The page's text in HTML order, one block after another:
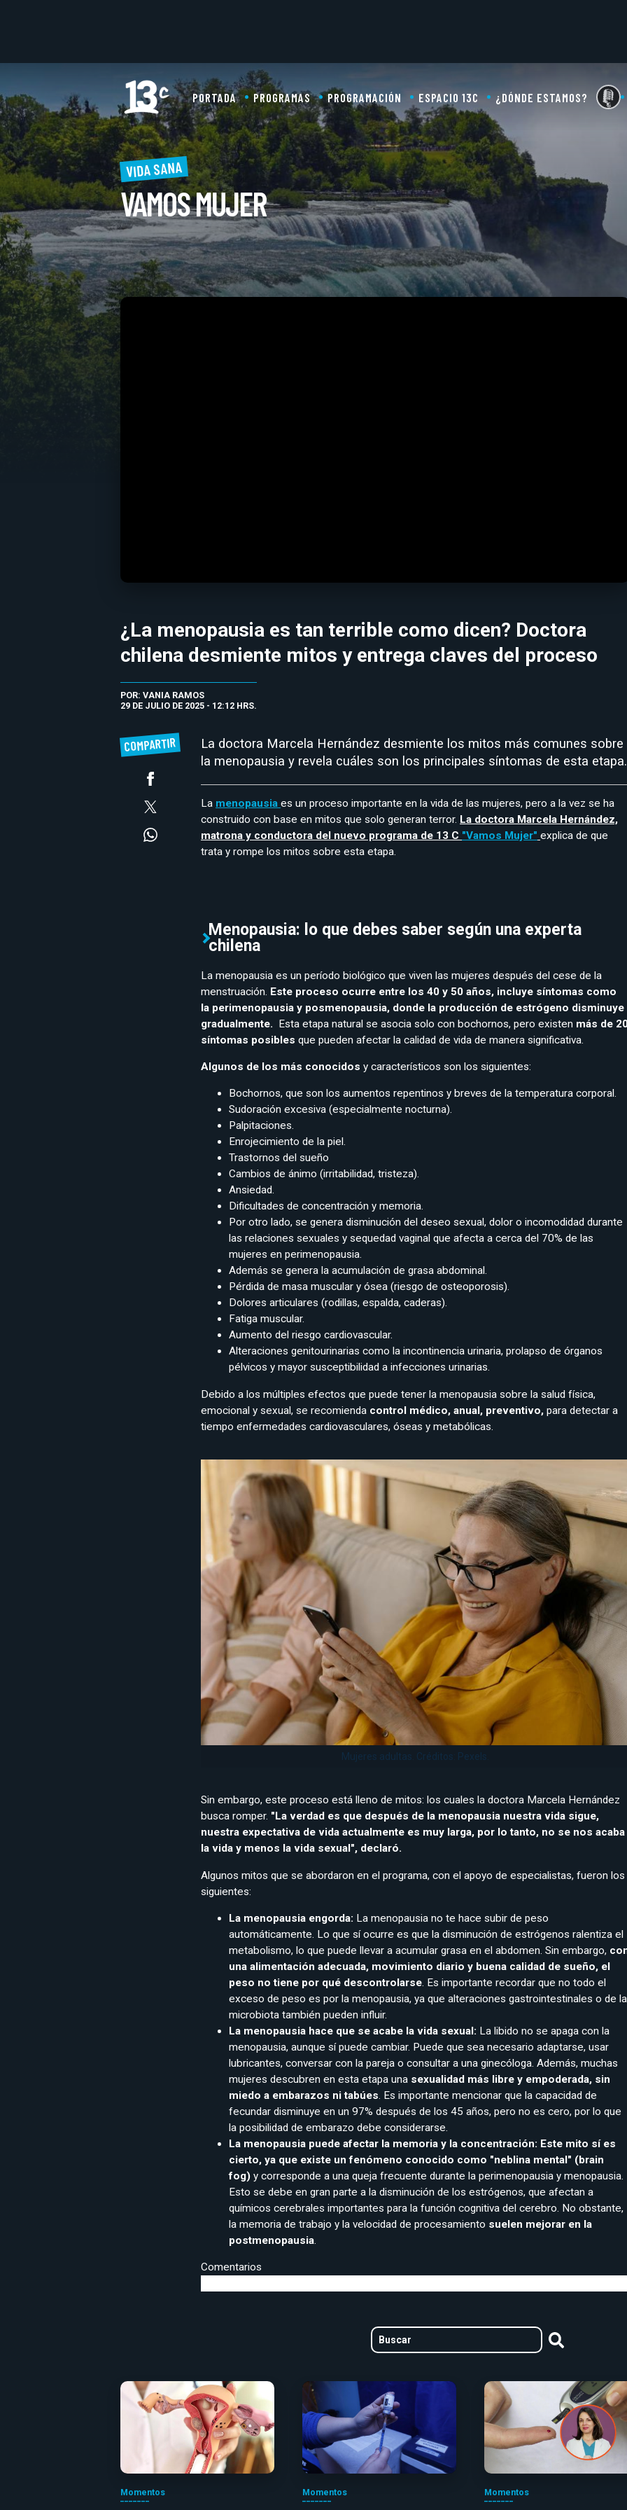
PORTADA PROGRAMAS PROGRAMACIÓN ESPACIO 13C ¿DÓNDE ESTAMOS?
VIDA SANA
VAMOS MUJER
¿La menopausia es tan terrible como dicen? Doctora
chilena desmiente mitos y entrega claves del proceso
POR: VANIA RAMOS
29 DE JULIO DE 2025 - 12:12 HRS.
COMPARTIR
La doctora Marcela Hernández desmiente los mitos más comunes sobre
la menopausia y revela cuáles son los principales síntomas de esta etapa.
La menopausia es un proceso importante en la vida de las mujeres, pero a la vez se ha
construido con base en mitos que solo generan terror. La doctora Marcela Hernández,
matrona y conductora del nuevo programa de 13 C "Vamos Mujer" explica de que
trata y rompe los mitos sobre esta etapa.
Menopausia: lo que debes saber según una experta
chilena
La menopausia es un período biológico que viven las mujeres después del cese de la
menstruación. Este proceso ocurre entre los 40 y 50 años, incluye síntomas como
la perimenopausia y posmenopausia, donde la producción de estrógeno disminuye
gradualmente. Esta etapa natural se asocia solo con bochornos, pero existen más de
síntomas posibles que pueden afectar la calidad de vida de manera significativa.
Algunos de los más conocidos y característicos son los siguientes:
Bochornos, que son los aumentos repentinos y breves de la temperatura corporal.
Sudoración excesiva (especialmente nocturna).
Palpitaciones.
Enrojecimiento de la piel.
Trastornos del sueño
Cambios de ánimo (irritabilidad, tristeza).
Ansiedad.
Dificultades de concentración y memoria.
Por otro lado, se genera disminución del deseo sexual, dolor o incomodidad durante
las relaciones sexuales y sequedad vaginal que afecta a cerca del 70% de las
mujeres en perimenopausia.
Además se genera la acumulación de grasa abdominal.
Pérdida de masa muscular y ósea (riesgo de osteoporosis).
Dolores articulares (rodillas, espalda, caderas).
Fatiga muscular.
Aumento del riesgo cardiovascular.
Alteraciones genitourinarias como la incontinencia urinaria, prolapso de órganos
pélvicos y mayor susceptibilidad a infecciones urinarias.
Debido a los múltiples efectos que puede tener la menopausia sobre la salud física,
emocional y sexual, se recomienda control médico, anual, preventivo, para detectar a
tiempo enfermedades cardiovasculares, óseas y metabólicas.
Mujeres adultas. Créditos: Pexels.
Sin embargo, este proceso está lleno de mitos: los cuales la doctora Marcela Hernández
busca romper. "La verdad es que después de la menopausia nuestra vida sigue,
nuestra expectativa de vida actualmente es muy larga, por lo tanto, no se nos acaba
la vida y menos la vida sexual", declaró.
Algunos mitos que se abordaron en el programa, con el apoyo de especialistas, fueron los
siguientes:
La menopausia engorda: La menopausia no te hace subir de peso
automáticamente. Lo que sí ocurre es que la disminución de estrógenos ralentiza el
metabolismo, lo que puede llevar a acumular grasa en el abdomen. Sin embargo,
una alimentación adecuada, movimiento diario y buena calidad de sueño, el
peso no tiene por qué descontrolarse. Es importante recordar que no todo el
exceso de peso es por la menopausia, ya que alteraciones gastrointestinales o de la
microbiota también pueden influir.
La menopausia hace que se acabe la vida sexual: La libido no se apaga con la
menopausia, aunque sí puede cambiar. Puede que sea necesario adaptarse, usar
lubricantes, conversar con la pareja o consultar a una ginecóloga. Además, muchas
mujeres descubren en esta etapa una sexualidad más libre y empoderada, sin
miedo a embarazos ni tabúes. Es importante mencionar que la capacidad de
fecundar disminuye en un 97% después de los 45 años, pero no es cero, por lo que
la posibilidad de embarazo debe considerarse.
La menopausia puede afectar la memoria y la concentración: Este mito sí es
cierto, ya que existe un fenómeno conocido como "neblina mental" (brain
fog) y corresponde a una queja frecuente durante la perimenopausia y menopausia.
Esto se debe en gran parte a la disminución de los estrógenos, que afectan a
químicos cerebrales importantes para la función cognitiva del cerebro. No obstante,
la memoria de trabajo y la velocidad de procesamiento suelen mejorar en la
postmenopausia.
Comentarios
Momentos Momentos Momentos